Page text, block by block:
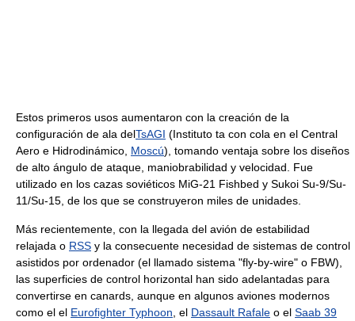
Estos primeros usos aumentaron con la creación de la
configuración de ala delTsAGI (Instituto ta con cola en el Central
Aero e Hidrodinámico, Moscú), tomando ventaja sobre los diseños
de alto ángulo de ataque, maniobrabilidad y velocidad. Fue
utilizado en los cazas soviéticos MiG-21 Fishbed y Sukoi Su-9/Su-
11/Su-15, de los que se construyeron miles de unidades.
Más recientemente, con la llegada del avión de estabilidad
relajada o RSS y la consecuente necesidad de sistemas de control
asistidos por ordenador (el llamado sistema "fly-by-wire" o FBW),
las superficies de control horizontal han sido adelantadas para
convertirse en canards, aunque en algunos aviones modernos
como el el Eurofighter Typhoon , el Dassault Rafale o el Saab 39